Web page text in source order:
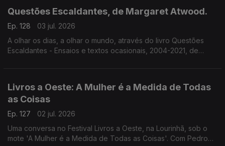
Questões Escaldantes, de Margaret Atwood.
Ep. 128
03 jul. 2026
A olhar os dias, a olhar o mundo, através do livro Questões
Escaldantes - Ensaios e textos ocasionais, 2004-2021, de
Livros a Oeste: A Mulher é a Medida de Todas
as Coisas
Ep. 127
02 jul. 2026
Uma conversa no Festival Livros a Oeste, na Lourinhã, sob o
mote 'A Mulher é a Medida de Todas as Coisas'. Com Pedro